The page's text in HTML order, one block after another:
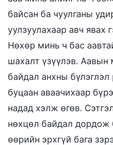
байсан ба чуулганы
уулзуулахаар авч явах
Нөхөр минь ч бас
шахалт үзүүлэв. Аавын
байдал анхны
буцаан аваачихаар
надад хэлж өгөв.
нөхцөл байдал дордож
өөрийн эрхгүй бага